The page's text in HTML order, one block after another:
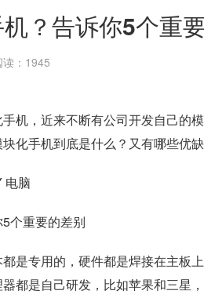
？告诉你5个重
读：1945
机，近来不断有公司开发自己的
化手机到底是什么？又有哪些优
电脑
是专用的，硬件都是焊接在主板
都是自己研发，比如苹果和三星